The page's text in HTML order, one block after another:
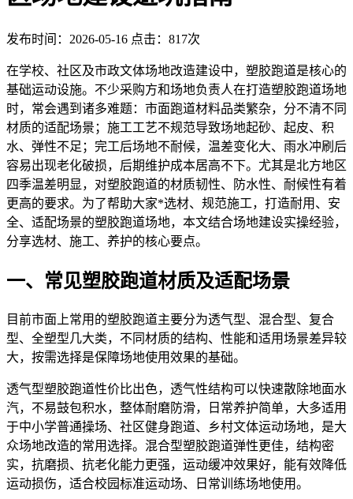
发布时间：2026-05-16 点击：817次
在学校、社区及市政文体场地改造建设中，塑胶跑道是核心的
基础运动设施。不少采购方和场地负责人在打造塑胶跑道场地
时，常会遇到诸多难题：市面跑道材料品类繁杂，分不清不同
材质的适配场景；施工工艺不规范导致场地起砂、起皮、积
水、弹性不足；完工后场地不耐候，温差变化大、雨水冲刷后
容易出现老化破损，后期维护成本居高不下。尤其是北方地区
四季温差明显，对塑胶跑道的材质韧性、防水性、耐候性有着
更高的要求。为了帮助大家*选材、规范施工，打造耐用、安
全、适配场景的塑胶跑道场地，本文结合场地建设实操经验，
分享选材、施工、养护的核心要点。
一、常见塑胶跑道材质及适配场景
目前市面上常用的塑胶跑道主要分为透气型、混合型、复合
型、全塑型几大类，不同材质的结构、性能和适用场景差异较
大，按需选择是保障场地使用效果的基础。
透气型塑胶跑道性价比出色，透气性结构可以快速散除地面水
汽，不易鼓包积水，整体耐磨防滑，日常养护简单，大多适用
于中小学普通操场、社区健身跑道、乡村文体运动场地，是大
众场地改造的常用选择。混合型塑胶跑道弹性更佳，结构密
实，抗磨损、抗老化能力更强，运动缓冲效果好，能有效降低
运动损伤，适合校园标准运动场、日常训练场地使用。